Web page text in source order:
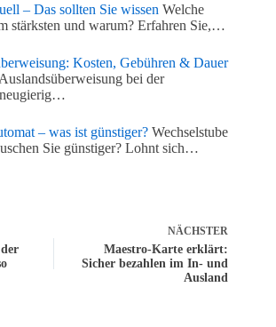
– Das sollten Sie wissen Welche
stärksten und warum? Erfahren Sie,…
Kosten, Gebühren & Dauer
bei der
neugierig…
– was ist günstiger? Wechselstube
Sie günstiger? Lohnt sich…
NÄCHSTER
Maestro-Karte erklärt:
Sicher bezahlen im In- und
Ausland